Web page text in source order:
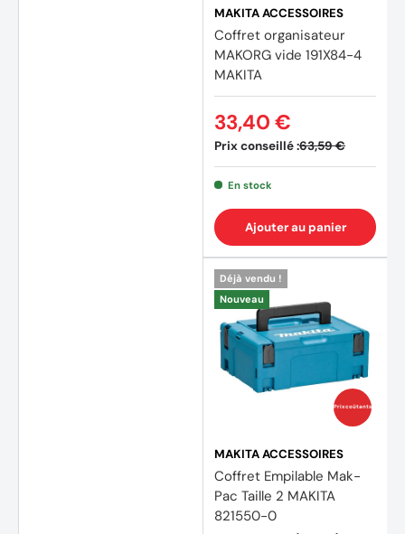
MAKITA ACCESSOIRES
Coffret organisateur
MAKORG vide 191X84-4
MAKITA
Prix conseillé :63,59 €
33,40 €
En stock
Ajouter au panier
Prix coûtants
Déjà vendu !
Nouveau
MAKITA ACCESSOIRES
Coffret Empilable Mak-
Pac Taille 2 MAKITA
821550-0